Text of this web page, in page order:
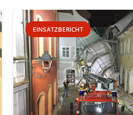
EINSATZBERICHT